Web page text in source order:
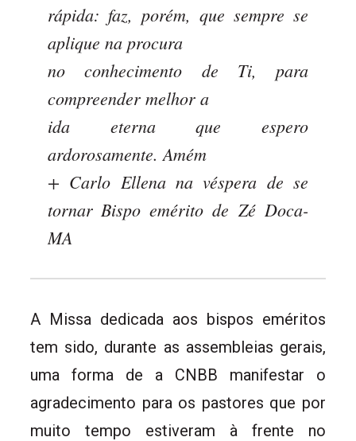
rápida: faz, porém, que sempre se
aplique na procura
no conhecimento de Ti, para
compreender melhor a
ida eterna que espero
ardorosamente. Amém
+ Carlo Ellena na véspera de se
tornar Bispo emérito de Zé Doca-
MA
A Missa dedicada aos bispos eméritos
tem sido, durante as assembleias gerais,
uma forma de a CNBB manifestar o
agradecimento para os pastores que por
muito tempo estiveram à frente no